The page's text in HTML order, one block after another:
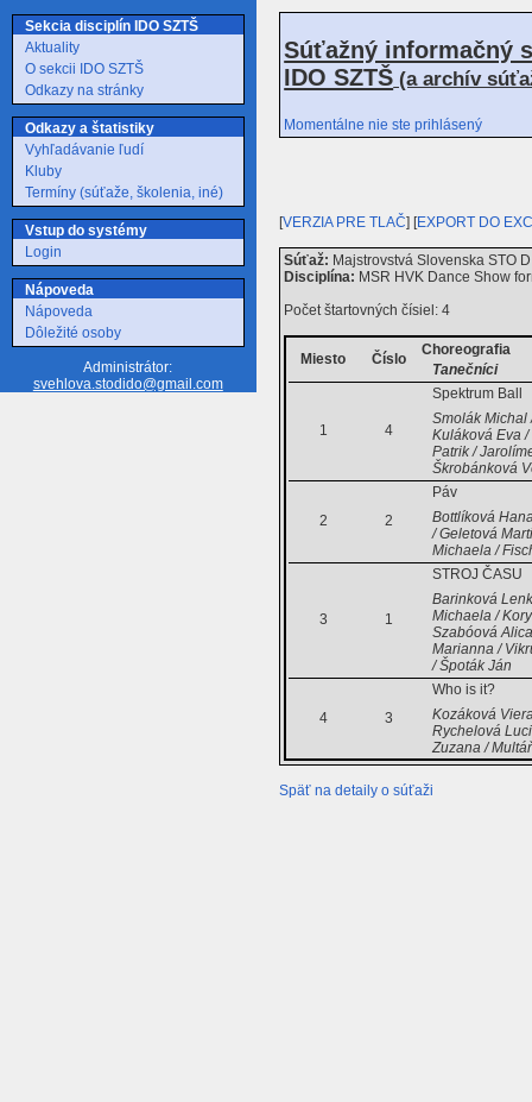
Sekcia disciplín IDO SZTŠ
Aktuality
O sekcii IDO SZTŠ
Odkazy na stránky
Odkazy a štatistiky
Vyhľadávanie ľudí
Kluby
Termíny (súťaže, školenia, iné)
Vstup do systémy
Login
Nápoveda
Nápoveda
Dôležité osoby
Administrátor:
svehlova.stodido@gmail.com
Súťažný informačný
IDO SZTŠ (a archív
Momentálne nie ste prihlásený
[VERZIA PRE TLAČ] [EXPORT DO
Súťaž: Majstrovstvá Slovenska STO
Disciplína: MSR HVK Dance Show
Počet štartovných čísiel: 4
Miesto Číslo
Choreografia
Tanečníci
1 4
Spektrum Ball
Smolák Michal
Kuláková Eva
Patrik /
Škrobánková
2 2
Páv
Bottlíková
/ Geletová
Michaela /
3 1
STROJ ČASU
Barinková
Michaela /
Szabóová
Marianna /
/ Špoták Ján
4 3
Who is it?
Kozáková
Rychelová
Zuzana /
Späť na detaily o súťaži